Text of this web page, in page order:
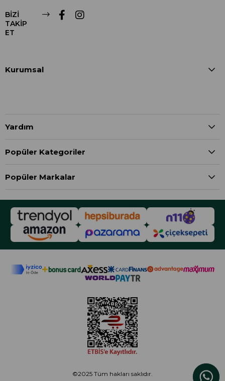
BİZİ
TAKİP
ET
Kurumsal
Yardım
Popüler Kategoriler
Popüler Markalar
©2025 Tüm hakları saklıdır.